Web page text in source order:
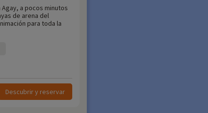
Agay, a pocos minutos
de arena del
para toda la
Descubrir y reservar